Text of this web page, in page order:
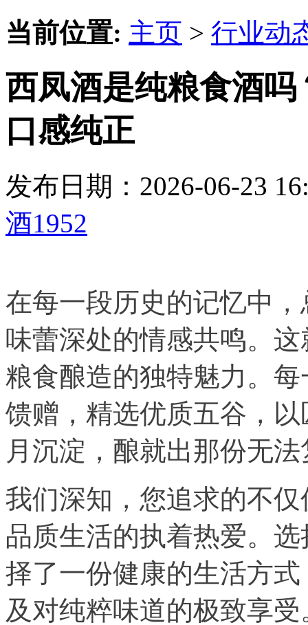
当前位置: 主页 > 行业动
西凤酒是纯粮食酒
口感纯正
发布日期：2026-06-23
酒1952
在每一段历史的记忆中
味蕾深处的情感共鸣。
粮食酿造的独特魅力。
馈赠，精选优质五谷，
月沉淀，酿就出那份无
我们深知，您追求的不
品质生活的执着热爱。
择了一份健康的生活方
及对纯粹味道的极致享